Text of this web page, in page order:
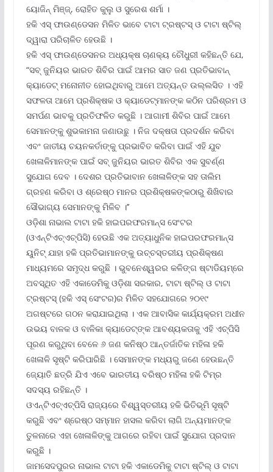
ୟୋଜିନ୍ ମିଞ୍ଜ୍‌, ରୋହିତ କୁଲୁ ଓ ସୁରେଶ ଶର୍ମା ।
ହକି ଏସ୍ ଫାଉଣ୍ଡେସନ ମିଳିତ ଭାବେ ଟାଟା ଟ୍ରଷ୍ଟସ୍ ଓ ଟାଟା ଷ୍ଟିଲ୍
ଦ୍ୱାରା ପରିଚାଳିତ ହେଉଛି ।
ହକି ଏସ୍ ଫାଉଣ୍ଡେସନର ଅଧ୍ୟକ୍ଷ ଚାଣକ୍ୟ ଚୌଧୁରୀ କହିଛନ୍ତି ଯେ,
“ସବ୍ ଜୁନିୟର ଭାରତ ଶିବିର ପାଇଁ ଆମର ସାତ ଜଣ ପ୍ରତିଭାବାନ୍
କ୍ୟାଡେଟ୍ ମନୋନୀତ ହୋଇଥିବାରୁ ଆମେ ଅତ୍ୟନ୍ତ ଉଲ୍ଲସିତ । ଏହି
ସଫଳତା ଆମେ ପ୍ରଶିକ୍ଷକ ଓ କ୍ୟାଡେଟ୍‌ମାନଙ୍କ କଠିନ ପରିଶ୍ରମ ଓ
ସମର୍ପଣ ଭାବକୁ ପ୍ରତିଫଳିତ କରୁଛି । ଆଗାମୀ ଶିବିର ପାଇଁ ଆମେ
ସେମାନଙ୍କୁ ଶୁଭକାମନା ଜଣାଉଛୁ । ନିଜ ଦକ୍ଷତା ପ୍ରଦର୍ଶନ କରିବା
ଏବଂ ଜାତୀୟ ଚୟନକର୍ତାଙ୍କୁ ପ୍ରଭାବିତ କରିବା ପାଇଁ ଏହି ଯୁବ
ଖେଳାଳିମାନଙ୍କ ପାଇଁ ସବ୍ ଜୁନିୟର ଭାରତ ଶିବିର ଏକ ସୁବର୍ଣ୍ଣ
ସୁଯୋଗ ଦେବ । ଦେଶର ପ୍ରତିଭାବାନ ଖେଳାଳିଙ୍କ ସହ ତାଲିମ
ଗ୍ରହଣ କରିବା ଓ ଶ୍ରେଷ୍ଠ ମାନର ପ୍ରଶିକ୍ଷକଙ୍କଠାରୁ ଶିଖିବାର
ସୌଭାଗ୍ୟ ସେମାନଙ୍କୁ ମିଳିବ ।’’
ଓଡ଼ିଶା ନାଭାଲ ଟାଟା ହକି ହାଇପରଫରମାନ୍ସ ସେଂଟର
(ଓଏନ୍‌ଟିଏଚ୍‌ଏଚ୍‌ପିସି) ହେଉଛି ଏକ ଅତ୍ୟାଧୁନିକ ହାଇପରଫରମାନ୍ସ
ୟୁନିଟ୍ ଯାହା ହକି ପ୍ରତିଭାମାନଙ୍କୁ ଉଚ୍ଚସ୍ତରୀୟ ପ୍ରଶିକ୍ଷଣ
ମାଧ୍ୟମରେ ସମୃଦ୍ଧ କରୁଛି । ଭୁବନେଶ୍ୱରର କଳିଙ୍ଗ ଷ୍ଟାଡିୟମ୍‌ରେ
ଅବସ୍ଥିତ ଏହି ଏକାଡେମିକୁ ଓଡ଼ିଶା ସରକାର, ଟାଟା ଷ୍ଟିଲ୍ ଓ ଟାଟା
ଟ୍ରଷ୍ଟସ୍ (ହକି ଏସ୍ ସେଂଟର)ର ମିଳିତ ସହଯୋଗରେ ୨୦୧୯
ଅଗଷ୍ଟରେ ଗଠନ କରାଯାଇଥିଲା । ଏକ ଆବାସିକ କାର୍ଯ୍ୟକ୍ରମ ଅଧୀନ
ଉଭୟ ବାଳକ ଓ ବାଳିକା କ୍ୟାଡେଟ୍‌ଙ୍କ ଆବଶ୍ୟକତାକୁ ଏହି ଏଚ୍‌ପିସି
ପୂରଣ କରୁଥିବା ବେଳେ ୬ ଜଣ କନିଷ୍ଠ ଆନ୍ତର୍ଜାତିକ ମହିଳା ହକି
ଖେଳାଳି ସୃଷ୍ଟି କରିପାରିଛି । ସେମାନଙ୍କ ମଧ୍ୟରୁ ଜଣେ ହେଉଛନ୍ତି
ଜ୍ୟୋତି ଛତ୍ରି ଯିଏ ଏବେ ଭାରତୀୟ ବରିଷ୍ଠ ମହିଳା ହକି ଟିମ୍‌ର
ସଦସ୍ୟ ରହିଛନ୍ତି ।
ଓଏନ୍‌ଟିଏଚ୍‌ଏଚ୍‌ପିସି ରାଜ୍ୟରେ ବିଶ୍ୱସ୍ତରୀୟ ହକି ଭିତିଭୂମି ସୃଷ୍ଟି
କରୁଛି ଏବଂ ଶ୍ରେଷ୍ଠ ସମ୍ମାନ ହାସଲ କରିବା ଲାଗି ଅନ୍ୟମାନଙ୍କ
ତୁଳନାରେ ଏହା ଖେଳାଳିଙ୍କୁ ଆଗରେ ରହିବା ପାଇଁ ସୁଯୋଗ ପ୍ରଦାନ
କରୁଛି ।
ଜାମସେଦପୁରର ନାଭାଲ ଟାଟା ହକି ଏକାଡେମିକୁ ଟାଟା ଷ୍ଟିଲ୍ ଓ ଟାଟା